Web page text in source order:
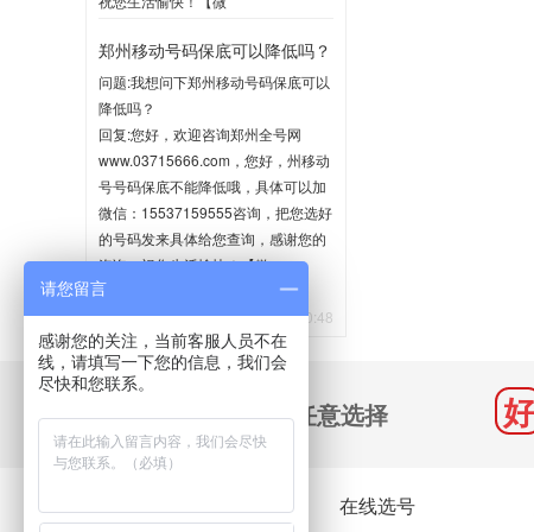
2020-06-02 10:35
郑州移动号码保底可以降低吗？
问题:我想问下郑州移动号码保底可以
降低吗？
回复:您好，欢迎咨询郑州全号网
www.03715666.com，您好，州移动
号号码保底不能降低哦，具体可以加
微信：15537159555咨询，把您选好
的号码发来具体给您查询，感谢您的
咨询，祝您生活愉快！【微
信:15537159555】
2020-05-21 10:48
千万号码 任意选择
关于我们 在线选号
请您留言
感谢您的关注，当前客服人员不在
线，请填写一下您的信息，我们会
尽快和您联系。